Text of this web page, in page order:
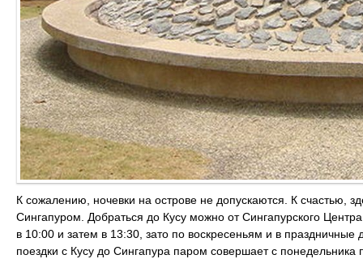
К сожалению, ночевки на острове не допускаются. К счастью,
Сингапуром. Добраться до Кусу можно от Сингапурского
в 10:00 и затем в 13:30, зато по воскресеньям и в
поездки с Кусу до Сингапура паром совершает с